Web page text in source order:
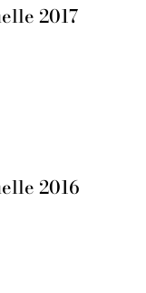
2017
2016